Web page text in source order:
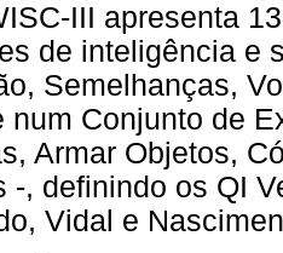
III apresenta
de inteligência e
Semelhanças,
num Conjunto de
Armar Objetos,
-, definindo os QI
Vidal e